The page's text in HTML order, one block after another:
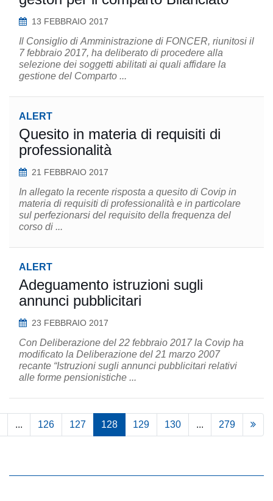
13 FEBBRAIO 2017
Il Consiglio di Amministrazione di FONCER, riunitosi il
7 febbraio 2017, ha deliberato di procedere alla
selezione dei soggetti abilitati ai quali affidare la
gestione del Comparto ...
ALERT
Quesito in materia di requisiti di
professionalità
21 FEBBRAIO 2017
In allegato la recente risposta a quesito di Covip in
materia di requisiti di professionalità e in particolare
sul perfezionarsi del requisito della frequenza del
corso di ...
ALERT
Adeguamento istruzioni sugli
annunci pubblicitari
23 FEBBRAIO 2017
Con Deliberazione del 22 febbraio 2017 la Covip ha
modificato la Deliberazione del 21 marzo 2007
recante “Istruzioni sugli annunci pubblicitari relativi
alle forme pensionistiche ...
... 126 127 128 129 130 ... 279